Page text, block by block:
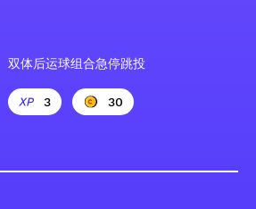
双体后运球组合急停跳投
3 30